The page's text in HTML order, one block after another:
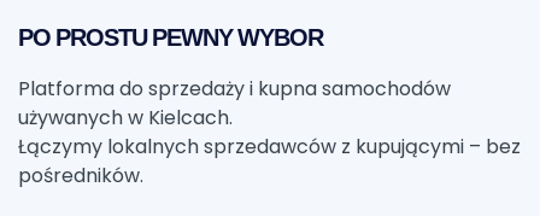
PO PROSTU PEWNY WYBOR
Platforma do sprzedaży i kupna samochodów
używanych w Kielcach.
Łączymy lokalnych sprzedawców z kupującymi – bez
pośredników.